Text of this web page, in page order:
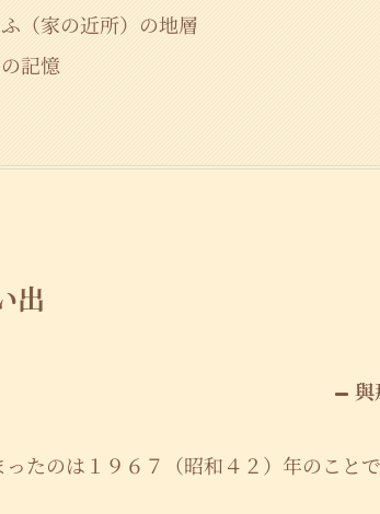
（家の近所）の地層
記憶
出
與
たのは１９６７（昭和４２）年のことで